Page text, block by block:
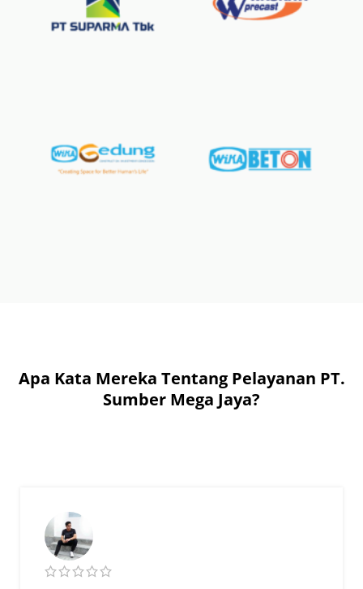
Apa Kata Mereka Tentang Pelayanan PT.
Sumber Mega Jaya?